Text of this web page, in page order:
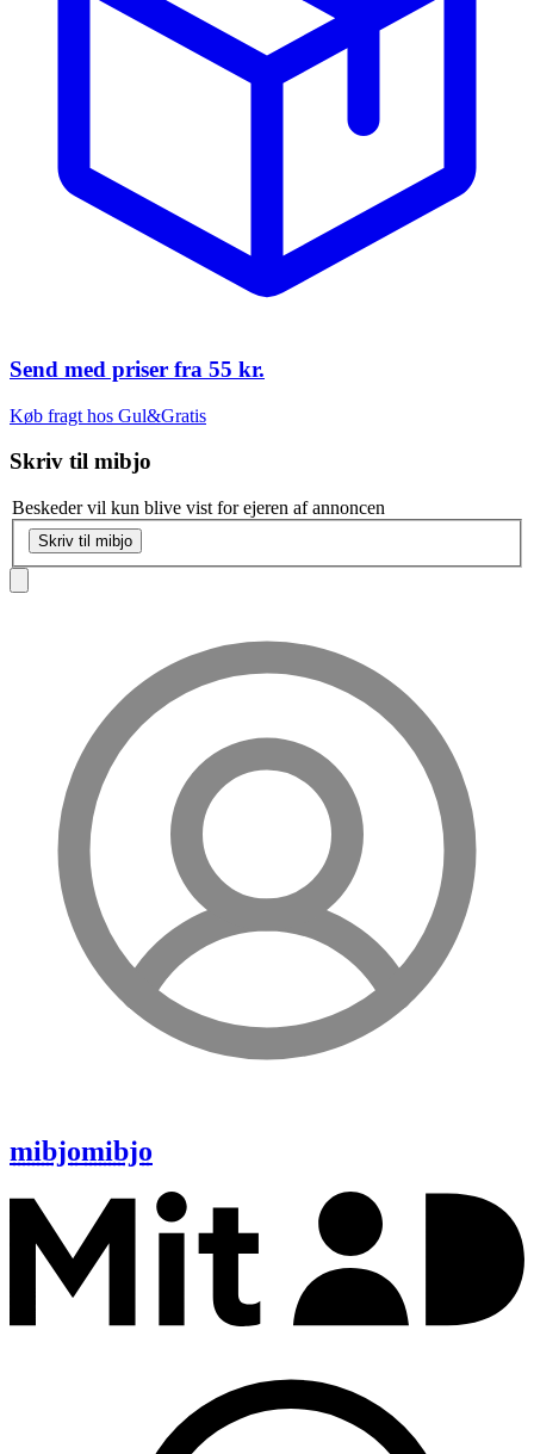
Send med priser fra 55 kr.
Køb fragt hos Gul&Gratis
Skriv til mibjo
Beskeder vil kun blive vist for ejeren af annoncen
Skriv til mibjo
mibjomibjo